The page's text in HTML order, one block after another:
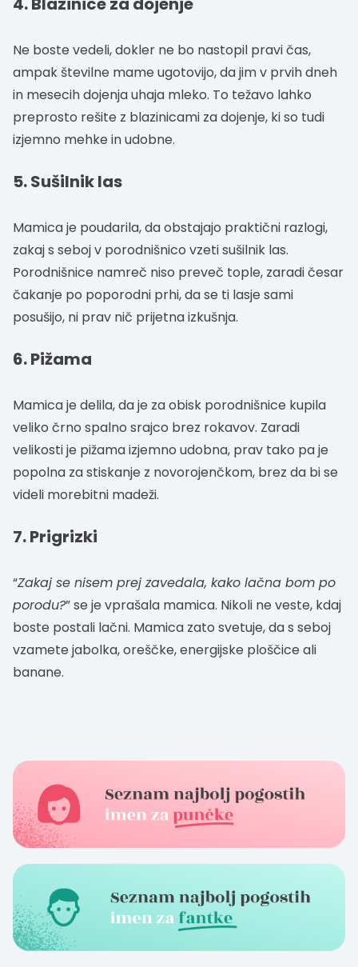
Ne boste vedeli, dokler ne bo nastopil pravi čas,
ampak številne mame ugotovijo, da jim v prvih dneh
in mesecih dojenja uhaja mleko. To težavo lahko
preprosto rešite z blazinicami za dojenje, ki so tudi
izjemno mehke in udobne.
5. Sušilnik las
Mamica je poudarila, da obstajajo praktični razlogi,
zakaj s seboj v porodnišnico vzeti sušilnik las.
Porodnišnice namreč niso preveč tople, zaradi česar
čakanje po poporodni prhi, da se ti lasje sami
posušijo, ni prav nič prijetna izkušnja.
6. Pižama
Mamica je delila, da je za obisk porodnišnice kupila
veliko črno spalno srajco brez rokavov. Zaradi
velikosti je pižama izjemno udobna, prav tako pa je
popolna za stiskanje z novorojenčkom, brez da bi se
videli morebitni madeži.
7. Prigrizki
“Zakaj se nisem prej zavedala, kako lačna bom po
porodu?” se je vprašala mamica. Nikoli ne veste, kdaj
boste postali lačni. Mamica zato svetuje, da s seboj
vzamete jabolka, oreščke, energijske ploščice ali
banane.